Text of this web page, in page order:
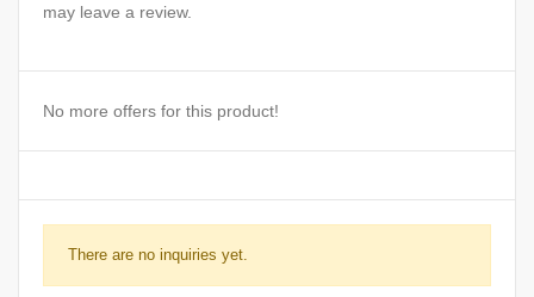
may leave a review.
No more offers for this product!
There are no inquiries yet.